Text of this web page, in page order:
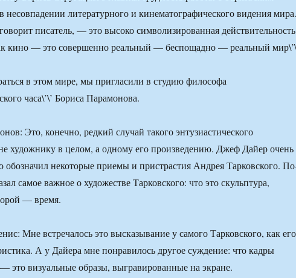
несовпадении литературного и кинематографического видения мира.
писатель, — это высоко символизированная
кино — это совершенно реальный — беспощадно — реальный
в этом мире, мы пригласили в студию философа
часа\’\’ Бориса Парамонова.
Это, конечно, редкий случай такого энтузиастического
художнику в целом, а одному его произведению. Джеф Дайер очень
обозначил некоторые приемы и пристрастия Андрея Тарковского.
самое важное о художестве Тарковского: что это скульптура,
— время.
Мне встречалось это высказывание у самого Тарковского, как его
А у Дайера мне понравилось другое суждение: что кадры
это визуальные образы, выгравированные на экране.